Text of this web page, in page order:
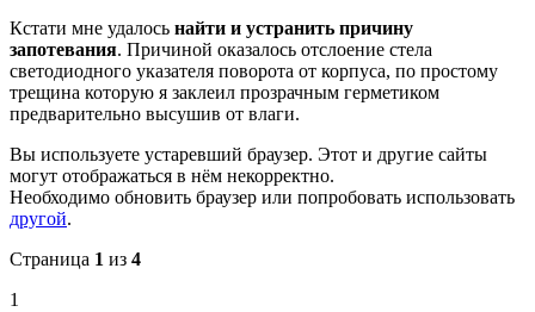
Кстати мне удалось найти и устранить причину
запотевания. Причиной оказалось отслоение стела
светодиодного указателя поворота от корпуса, по простому
трещина которую я заклеил прозрачным герметиком
предварительно высушив от влаги.
Вы используете устаревший браузер. Этот и другие сайты
могут отображаться в нём некорректно.
Необходимо обновить браузер или попробовать использовать
другой.
Страница 1 из 4
1